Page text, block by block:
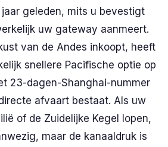
geleden, mits u bevestigt
uw gateway aanmeert.
van de Andes inkoopt, heeft
snellere Pacifische optie op
23-dagen-Shanghai-nummer
afvaart bestaat. Als uw
of de Zuidelijke Kegel lopen,
maar de kanaaldruk is